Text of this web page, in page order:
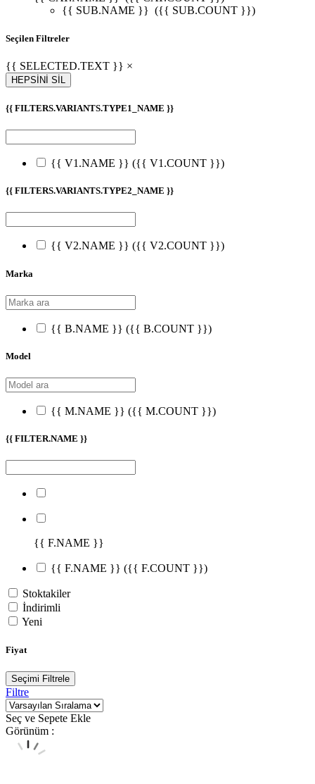
{{ SUB.NAME }} ({{ SUB.COUNT }})
Seçilen Filtreler
{{ SELECTED.TEXT }} ×
HEPSİNİ SİL
{{ FILTERS.VARIANTS.TYPE1_NAME }}
{{ V1.NAME }} ({{ V1.COUNT }})
{{ FILTERS.VARIANTS.TYPE2_NAME }}
{{ V2.NAME }} ({{ V2.COUNT }})
Marka
{{ B.NAME }} ({{ B.COUNT }})
Model
{{ M.NAME }} ({{ M.COUNT }})
{{ FILTER.NAME }}
{{ F.NAME }}
{{ F.NAME }} ({{ F.COUNT }})
Stoktakiler
İndirimli
Yeni
Fiyat
Seçimi Filtrele
Filtre
Seç ve Sepete Ekle
Görünüm :